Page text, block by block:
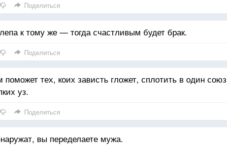
Поделиться
к тому же — тогда счастливым будет брак.
Поделиться
тех, коих зависть гложет, сплотить в один союз
уз.
Поделиться
вы переделаете мужа.